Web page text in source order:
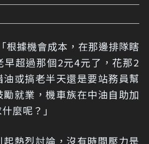
根據機會成本，在那邊排隊瞎
早超過那個2元4元了，花那2
油或搞老半天還是要站務員幫
就業，機車族在中油自助加
麼呢？」
熱烈討論， 沒有時間壓力是